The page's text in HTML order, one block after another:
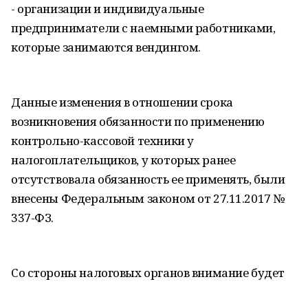
- организации и индивидуальные
предприниматели с наемными работниками,
которые занимаются вендингом.
Данные изменения в отношении срока
возникновения обязанности по применению
контрольно-кассовой техники у
налогоплательщиков, у которых ранее
отсутствовала обязанность ее применять, были
внесены Федеральным законом от 27.11.2017 №
337-ФЗ.
Со стороны налоговых органов внимание будет